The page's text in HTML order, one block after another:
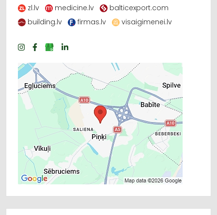
zl.lv medicine.lv
balticexport.com
building.lv
firmas.lv visaigimenei.lv